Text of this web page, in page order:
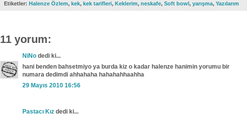
Etiketler: Halenze Özlem, kek, kek tarifleri, Keklerim, neskafe, Soft bowl, yarışma, Yazılarım
11 yorum:
NiNo dedi ki...
hani benden bahsetmiyo ya burda kiz o kadar halenze hanimin yorumu bir
numara dedimdi ahhahaha hahahahhaahha
29 Mayıs 2010 16:56
Pastacı Kız dedi ki...